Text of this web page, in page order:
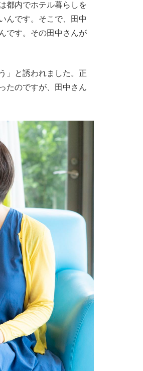
都内でホテル暮らしを
んです。そこで、田中
です。その田中さんが
」と誘われました。正
たのですが、田中さん